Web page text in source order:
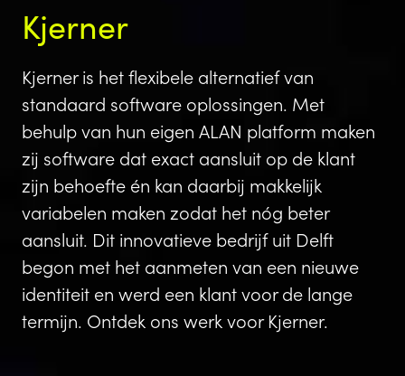
Kjerner
Kjerner is het flexibele alternatief van
standaard software oplossingen. Met
behulp van hun eigen ALAN platform maken
zij software dat exact aansluit op de klant
zijn behoefte én kan daarbij makkelijk
variabelen maken zodat het nóg beter
aansluit. Dit innovatieve bedrijf uit Delft
begon met het aanmeten van een nieuwe
identiteit en werd een klant voor de lange
termijn. Ontdek ons werk voor Kjerner.